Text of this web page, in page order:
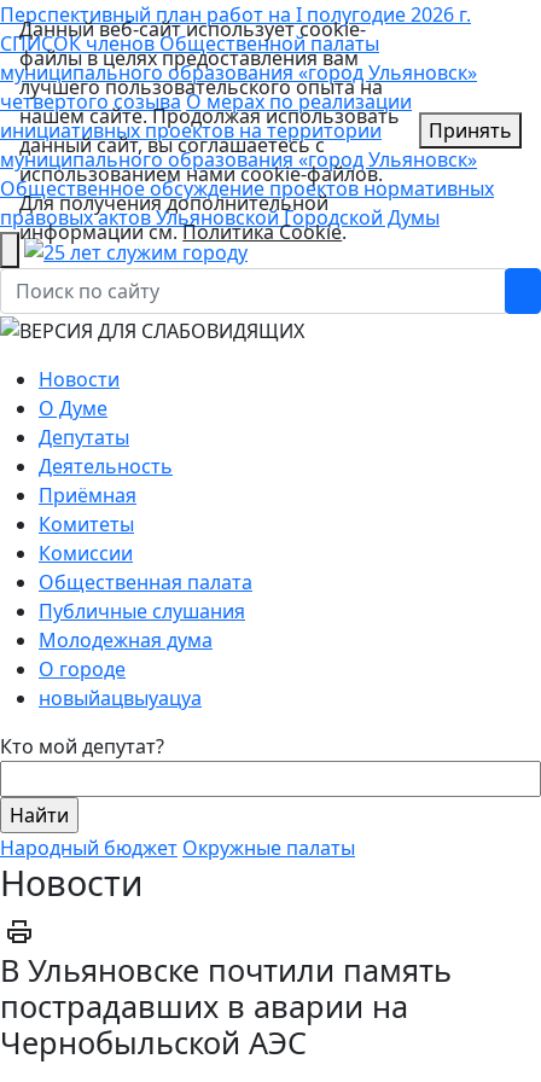
Перспективный план работ на I полугодие 2026 г.
СПИСОК членов Общественной палаты
муниципального образования «город Ульяновск»
четвертого созываО мерах по реализации
инициативных проектов на территории
муниципального образования «город Ульяновск»
Общественное обсуждение проектов нормативных
правовых актов Ульяновской Городской Думы
Новости
О Думе
Депутаты
Деятельность
Приёмная
Комитеты
Комиссии
Общественная палата
Публичные слушания
Молодежная дума
О городе
новыйацвыуацуа
Кто мой депутат?
Народный бюджет Окружные палаты
Новости
В Ульяновске почтили память
пострадавших в аварии на
Чернобыльской АЭС
Данный веб-сайт использует cookie-
файлы в целях предоставления вам
лучшего пользовательского опыта на
нашем сайте. Продолжая использовать
данный сайт, вы соглашаетесь с
использованием нами cookie-файлов.
Для получения дополнительной
информации см.Политика Cookie.
Принять